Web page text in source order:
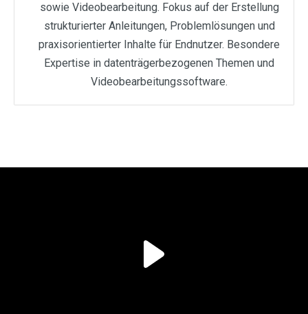
sowie Videobearbeitung. Fokus auf der Erstellung
strukturierter Anleitungen, Problemlösungen und
praxisorientierter Inhalte für Endnutzer. Besondere
Expertise in datenträgerbezogenen Themen und
Videobearbeitungssoftware.